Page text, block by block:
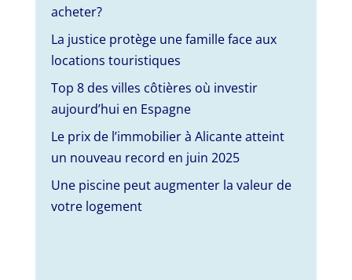
acheter?
La justice protège une famille face aux
locations touristiques
Top 8 des villes côtières où investir
aujourd’hui en Espagne
Le prix de l’immobilier à Alicante atteint
un nouveau record en juin 2025
Une piscine peut augmenter la valeur de
votre logement